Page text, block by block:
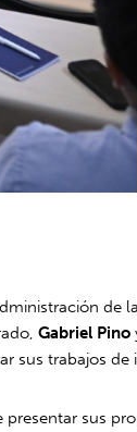
de
Gabriel Pino
sus trabajos de
sus